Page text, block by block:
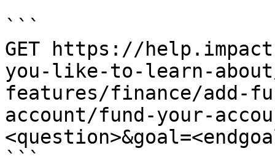
```
GET https://
you-like-to-learn-
features/finance/add-
account/fund-your-